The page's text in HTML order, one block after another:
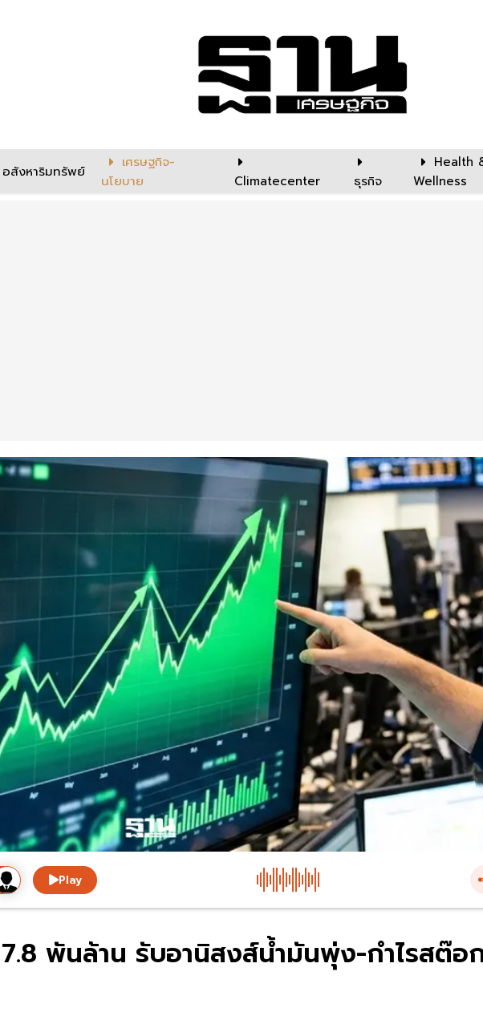
อสังหาริมทรัพย์
เศรษฐกิจ-
นโยบาย
Climatecenter ธุรกิจ
Health
Wellness
Play
7.8 พันล้าน รับอานิสงส์น้ำมันพุ่ง-กำไรสต๊อ